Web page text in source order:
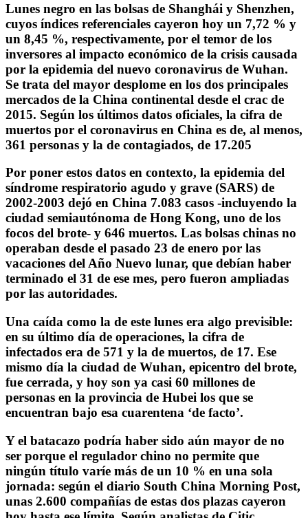
Lunes negro en las bolsas de Shanghái y Shenzhen,
cuyos índices referenciales cayeron hoy un 7,72 % y
un 8,45 %, respectivamente, por el temor de los
inversores al impacto económico de la crisis causada
por la epidemia del nuevo coronavirus de Wuhan.
Se trata del mayor desplome en los dos principales
mercados de la China continental desde el crac de
2015. Según los últimos datos oficiales, la cifra de
muertos por el coronavirus en China es de, al menos,
361 personas y la de contagiados, de 17.205
Por poner estos datos en contexto, la epidemia del
síndrome respiratorio agudo y grave (SARS) de
2002-2003 dejó en China 7.083 casos -incluyendo la
ciudad semiautónoma de Hong Kong, uno de los
focos del brote- y 646 muertos. Las bolsas chinas no
operaban desde el pasado 23 de enero por las
vacaciones del Año Nuevo lunar, que debían haber
terminado el 31 de ese mes, pero fueron ampliadas
por las autoridades.
Una caída como la de este lunes era algo previsible:
en su último día de operaciones, la cifra de
infectados era de 571 y la de muertos, de 17. Ese
mismo día la ciudad de Wuhan, epicentro del brote,
fue cerrada, y hoy son ya casi 60 millones de
personas en la provincia de Hubei los que se
encuentran bajo esa cuarentena ‘de facto’.
Y el batacazo podría haber sido aún mayor de no
ser porque el regulador chino no permite que
ningún título varíe más de un 10 % en una sola
jornada: según el diario South China Morning Post,
unas 2.600 compañías de estas dos plazas cayeron